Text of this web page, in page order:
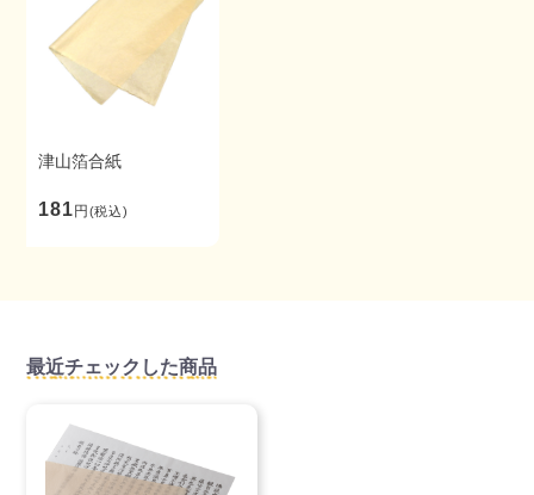
津山箔合紙
181円(税込)
最近チェックした商品